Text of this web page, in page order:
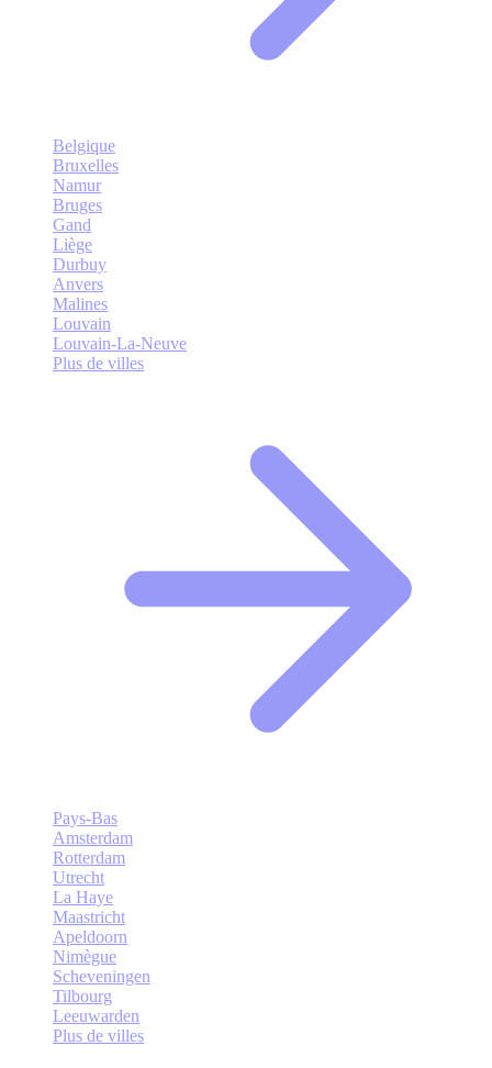
Belgique
Bruxelles
Namur
Bruges
Gand
Liège
Durbuy
Anvers
Malines
Louvain
Louvain-La-Neuve
Plus de villes
Pays-Bas
Amsterdam
Rotterdam
Utrecht
La Haye
Maastricht
Apeldoorn
Nimègue
Scheveningen
Tilbourg
Leeuwarden
Plus de villes